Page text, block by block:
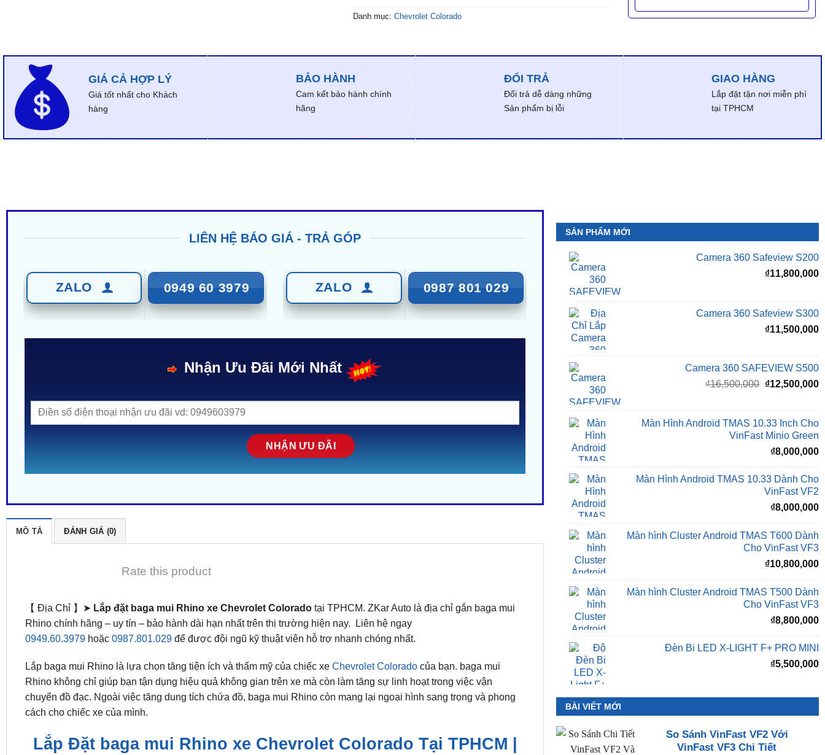
Danh mục: Chevrolet Colorado
GIÁ CẢ HỢP LÝ
Giá tốt nhất cho Khách
hàng
BẢO HÀNH
Cam kết bảo hành chính
hãng
ĐỔI TRẢ
Đổi trả dễ dàng những
Sản phẩm bị lỗi
GIAO HÀNG
Lắp đặt tận nơi miễn phí
tại TPHCM
LIÊN HỆ BÁO GIÁ - TRẢ GÓP
ZALO 0949 60 3979 ZALO 0987 801 029
Nhận Ưu Đãi Mới Nhất
MÔ TẢ ĐÁNH GIÁ (0)
Rate this product
【 Địa Chỉ 】➤ Lắp đặt baga mui Rhino xe Chevrolet Coloradotại TPHCM. ZKar Auto là địa chỉ gắn baga mui
Rhino chính hãng – uy tín – bảo hành dài hạn nhất trên thị trường hiện nay. Liên hệ ngay
0949.60.3979hoặc 0987.801.029để được đội ngũ kỹ thuật viên hỗ trợ nhanh chóng nhất.
Lắp baga mui Rhino là lựa chọn tăng tiện ích và thẩm mỹ của chiếc xe Chevrolet Coloradocủa bạn. baga mui
Rhino không chỉ giúp bạn tận dụng hiệu quả không gian trên xe mà còn làm tăng sự linh hoạt trong việc vận
chuyển đồ đạc. Ngoài việc tăng dung tích chứa đồ, baga mui Rhino còn mang lại ngoại hình sang trọng và phong
cách cho chiếc xe của mình.
Lắp Đặt baga mui Rhino xe Chevrolet Colorado Tại TPHCM |
SẢN PHẨM MỚI
Camera 360 Safeview S200
₫11,800,000
Camera 360 Safeview S300
₫11,500,000
Camera 360 SAFEVIEW S500
₫16,500,000 Giá
₫16,500,000.
₫12,500,000
Màn Hình Android TMAS 10.33 Inch Cho
VinFast Minio Green
₫8,000,000
Màn Hình Android TMAS 10.33 Dành Cho
VinFast VF2
₫8,000,000
Màn hình Cluster Android TMAS T600 Dành
Cho VinFast VF3
₫10,800,000
Màn hình Cluster Android TMAS T500 Dành
Cho VinFast VF3
₫8,800,000
Đèn Bi LED X-LIGHT F+ PRO MINI
₫5,500,000
BÀI VIẾT MỚI
So Sánh VinFast VF2 Với
VinFast VF3 Chi Tiết